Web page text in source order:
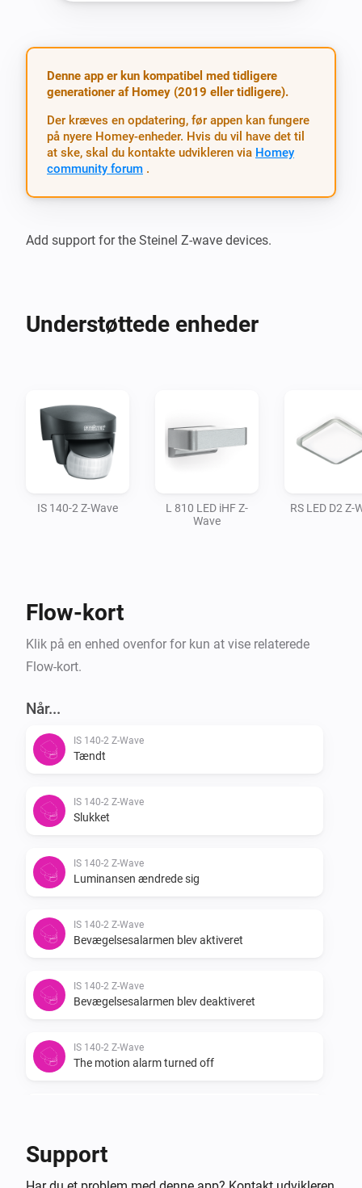
Denne app er kun kompatibel med tidligere
generationer af Homey (2019 eller tidligere).
Der kræves en opdatering, før appen kan fungere
på nyere Homey-enheder. Hvis du vil have det til
at ske, skal du kontakte udvikleren via Homey
community forum .
Understøttede enheder
IS 140-2 Z-Wave
L 810 LED iHF Z-
Wave
RS LED D2 Z-
Flow-kort
Klik på en enhed ovenfor for kun at vise relaterede
Flow-kort.
Når...
IS 140-2 Z-Wave
Tændt
IS 140-2 Z-Wave
Slukket
IS 140-2 Z-Wave
Luminansen ændrede sig
IS 140-2 Z-Wave
Bevægelsesalarmen blev aktiveret
IS 140-2 Z-Wave
Bevægelsesalarmen blev deaktiveret
IS 140-2 Z-Wave
The motion alarm turned off
The luminance changed
Support